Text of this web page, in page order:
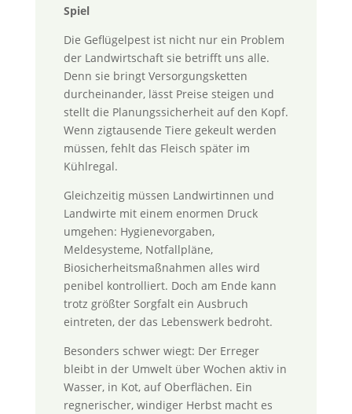
Spiel
Die Geflügelpest ist nicht nur ein Problem
der Landwirtschaft sie betrifft uns alle.
Denn sie bringt Versorgungsketten
durcheinander, lässt Preise steigen und
stellt die Planungssicherheit auf den Kopf.
Wenn zigtausende Tiere gekeult werden
müssen, fehlt das Fleisch später im
Kühlregal.
Gleichzeitig müssen Landwirtinnen und
Landwirte mit einem enormen Druck
umgehen: Hygienevorgaben,
Meldesysteme, Notfallpläne,
Biosicherheitsmaßnahmen alles wird
penibel kontrolliert. Doch am Ende kann
trotz größter Sorgfalt ein Ausbruch
eintreten, der das Lebenswerk bedroht.
Besonders schwer wiegt: Der Erreger
bleibt in der Umwelt über Wochen aktiv in
Wasser, in Kot, auf Oberflächen. Ein
regnerischer, windiger Herbst macht es